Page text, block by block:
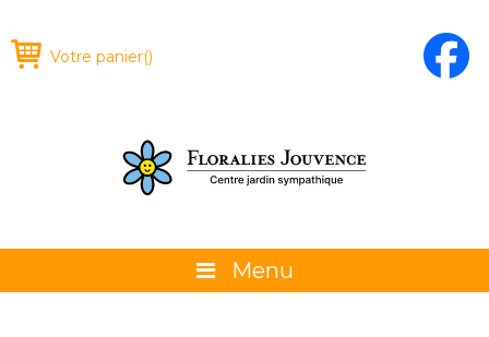
Votre panier()
Menu